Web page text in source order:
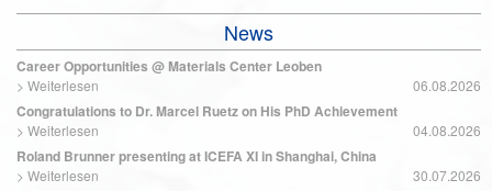
News
Career Opportunities @ Materials Center Leoben
> Weiterlesen 06.08.2026
Congratulations to Dr. Marcel Ruetz on His PhD Achievement
> Weiterlesen 04.08.2026
Roland Brunner presenting at ICEFA XI in Shanghai, China
> Weiterlesen 30.07.2026